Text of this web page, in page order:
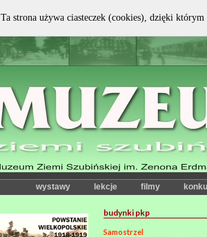
wystawy lekcje filmy
budynki pkp
Samostrzel
Ta strona używa ciasteczek (cookies), dzięki